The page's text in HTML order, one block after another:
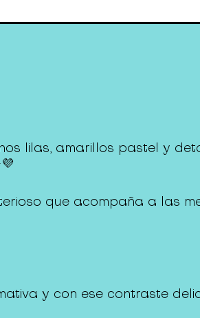
lilas, amarillos pastel y
que acompaña a las
y con ese contraste